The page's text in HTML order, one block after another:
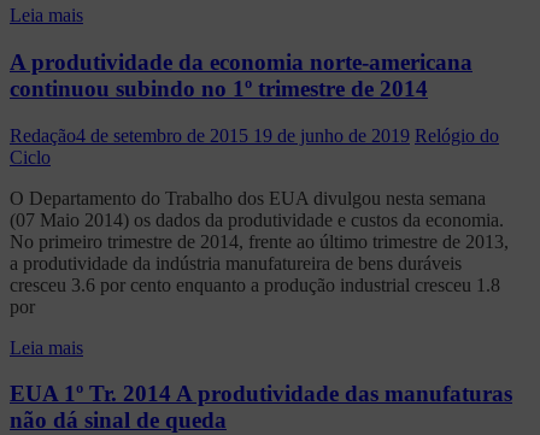
Leia mais
A produtividade da economia norte-americana
continuou subindo no 1º trimestre de 2014
Redação4 de setembro de 2015 19 de junho de 2019 Relógio do
Ciclo
O Departamento do Trabalho dos EUA divulgou nesta semana
(07 Maio 2014) os dados da produtividade e custos da economia.
No primeiro trimestre de 2014, frente ao último trimestre de 2013,
a produtividade da indústria manufatureira de bens duráveis
cresceu 3.6 por cento enquanto a produção industrial cresceu 1.8
por
Leia mais
EUA 1º Tr. 2014 A produtividade das manufaturas
não dá sinal de queda